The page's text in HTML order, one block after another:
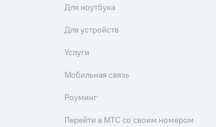
Для ноутбука
Для устройств
Услуги
Мобильная связь
Роуминг
Перейти в МТС со своим номером